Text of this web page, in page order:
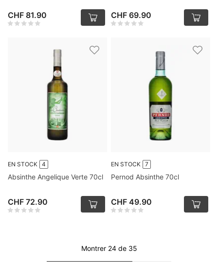
CHF 81.90 CHF 69.90
EN STOCK 4
Absinthe Angelique Verte 70cl
CHF 72.90
EN STOCK 7
Pernod Absinthe 70cl
CHF 49.90
Montrer 24 de 35